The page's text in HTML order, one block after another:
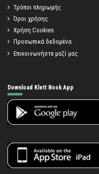
Τρόποι πληρωμής
Όροι χρήσης
Χρήση Cookies
Προσωπικά δεδομένα
Επικοινωνήστε μαζί μας
Download Klett Book App